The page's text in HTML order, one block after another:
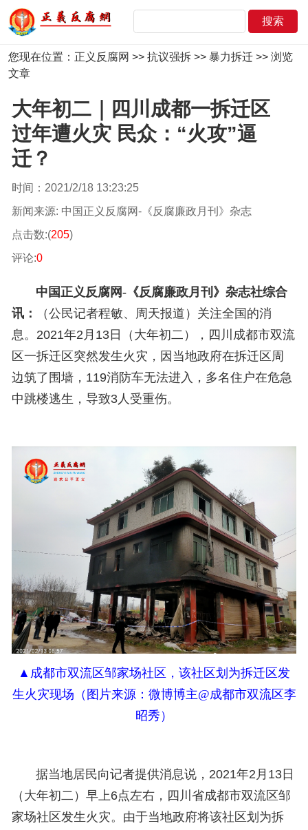
您现在位置： 正义反腐网 >> 抗议强拆>> 暴力拆迁>> 浏览
文章
大年初二｜四川成都一拆迁区
过年遭火灾 民众：“火攻”逼
迁？
时间：2021/2/18 13:23:25
新闻来源: 中国正义反腐网-《反腐廉政月刊》杂志
点击数:(205)
评论:0
中国正义反腐网-《反腐廉政月刊》杂志社综合
讯：
（公民记者程敏、周天报道） 关注全国的消
息。 2021年2月13日（ 大年初二 ）
，四川成都市双流
区一拆迁区突然发生火灾，因当地政府在拆迁区周
边筑了围墙，119消防车无法进入，多名住户在危急
中跳楼逃生，导致3人受重伤。
▲ 成都市双流区邹家场社区， 该社区划为拆迁区发
生火灾现场 （ 图片来源： 微博博主@成都市双流区李
昭秀）
据当地居民向记者提供消息说，2021年2月13日
（ 大年初二 ）早上6点左右，四川省成都市双流区邹
家场社区发生火灾。由于当地政府将该社区划为拆